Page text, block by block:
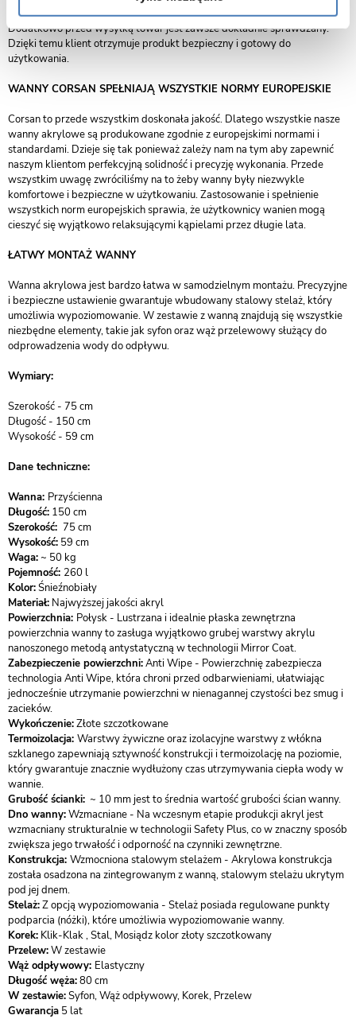
wydajnościowym przeprowadzanym przez naszych specjalistów.
Dodatkowo przed wysyłką towar jest zawsze dokładnie sprawdzany.
Dzięki temu klient otrzymuje produkt bezpieczny i gotowy do
użytkowania.
WANNY CORSAN SPEŁNIAJĄ WSZYSTKIE NORMY EUROPEJSKIE
Corsan to przede wszystkim doskonała jakość. Dlatego wszystkie nasze
wanny akrylowe są produkowane zgodnie z europejskimi normami i
standardami. Dzieje się tak ponieważ zależy nam na tym aby zapewnić
naszym klientom perfekcyjną solidność i precyzję wykonania. Przede
wszystkim uwagę zwróciliśmy na to żeby wanny były niezwykle
komfortowe i bezpieczne w użytkowaniu. Zastosowanie i spełnienie
wszystkich norm europejskich sprawia, że użytkownicy wanien mogą
cieszyć się wyjątkowo relaksującymi kąpielami przez długie lata.
ŁATWY MONTAŻ WANNY
Wanna akrylowa jest bardzo łatwa w samodzielnym montażu. Precyzyjne
i bezpieczne ustawienie gwarantuje wbudowany stalowy stelaż, który
umożliwia wypoziomowanie. W zestawie z wanną znajdują się wszystkie
niezbędne elementy, takie jak syfon oraz wąż przelewowy służący do
odprowadzenia wody do odpływu.
Wymiary:
Szerokość - 75 cm
Długość - 150 cm
Wysokość - 59 cm
​Dane techniczne:​
Wanna: Przyścienna
Długość: 150 cm
Szerokość: 75 cm
Wysokość: 59 cm
Waga: ~ 50 kg
Pojemność: 260 l
Kolor:Śnieźnobiały
Materiał: Najwyższej jakości akryl
Powierzchnia: Połysk - Lustrzana i idealnie płaska zewnętrzna
powierzchnia wanny to zasługa wyjątkowo grubej warstwy akrylu
nanoszonego metodą antystatyczną w technologii Mirror Coat.
Zabezpieczenie powierzchni:Anti Wipe - Powierzchnię zabezpiecza
technologia Anti Wipe, która chroni przed odbarwieniami, ułatwiając
jednocześnie utrzymanie powierzchni w nienagannej czystości bez smug i
zacieków.
Wykończenie:Złote szczotkowane
Termoizolacja: Warstwy żywiczne oraz izolacyjne warstwy z włókna
szklanego zapewniają sztywność konstrukcji i termoizolację na poziomie,
który gwarantuje znacznie wydłużony czas utrzymywania ciepła wody w
wannie.
Grubość ścianki: ~ 10 mm jest to średnia wartość grubości ścian wanny.
Dno wanny:Wzmacniane - Na wczesnym etapie produkcji akryl jest
wzmacniany strukturalnie w technologii Safety Plus, co w znaczny sposób
zwiększa jego trwałość i odporność na czynniki zewnętrzne.
Konstrukcja: Wzmocniona stalowym stelażem - Akrylowa konstrukcja
została osadzona na zintegrowanym z wanną, stalowym stelażu ukrytym
pod jej dnem.
Stelaż:Z opcją wypoziomowania - Stelaż posiada regulowane punkty
podparcia (nóżki), które umożliwia wypoziomowanie wanny.
Korek: Klik-Klak , Stal, Mosiądz kolor złoty szczotkowany
Przelew:W zestawie
Wąż odpływowy: Elastyczny
Długość węża:80 cm
W zestawie:Syfon, Wąż odpływowy, Korek, Przelew
Gwarancja 5 lat